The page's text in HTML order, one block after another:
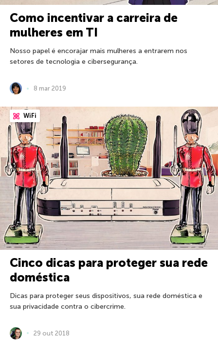
Como incentivar a carreira de
mulheres em TI
Nosso papel é encorajar mais mulheres a entrarem nos
setores de tecnologia e cibersegurança.
8 mar 2019
WiFi
Cinco dicas para proteger sua rede
doméstica
Dicas para proteger seus dispositivos, sua rede doméstica e
sua privacidade contra o cibercrime.
29 out 2018